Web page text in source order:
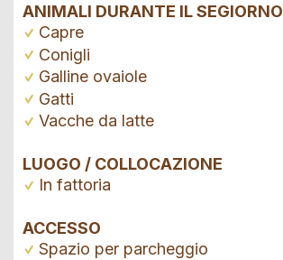
ANIMALI DURANTE IL SEGIORNO
Capre
Conigli
Galline ovaiole
Gatti
Vacche da latte
LUOGO / COLLOCAZIONE
In fattoria
ACCESSO
Spazio per parcheggio